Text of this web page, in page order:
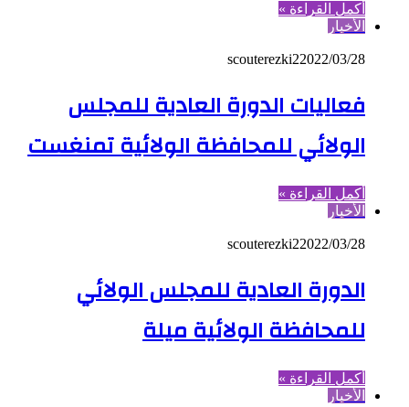
أكمل القراءة »
الأخبار
scouterezki22022/03/28
فعاليات الدورة العادية للمجلس
الولائي للمحافظة الولائية تمنغست
أكمل القراءة »
الأخبار
scouterezki22022/03/28
الدورة العادية للمجلس الولائي
للمحافظة الولائية ميلة
أكمل القراءة »
الأخبار